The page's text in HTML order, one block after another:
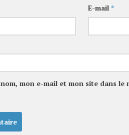
E-mail *
mon e-mail et mon site dans